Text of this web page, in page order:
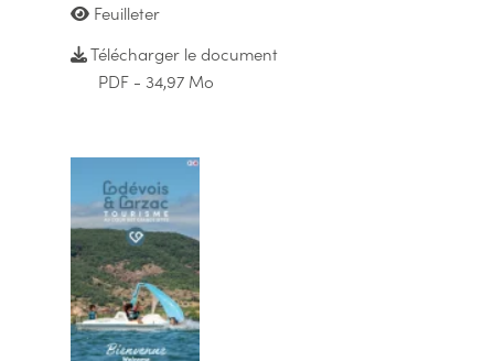
Feuilleter
Télécharger le document
PDF - 34,97 Mo